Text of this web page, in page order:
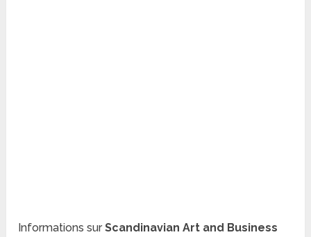
Informations surScandinavian Art and Business